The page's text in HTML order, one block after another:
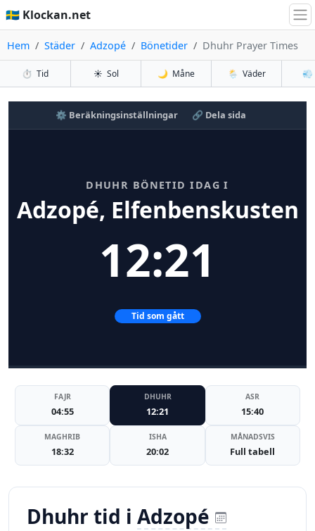
🇸🇪 Klockan.net
Hem Städer Adzopé Bönetider Dhuhr Prayer Times
⏱️ Tid ☀️ Sol 🌙 Måne 🌦️ Väder 💨
⚙️ Beräkningsinställningar 🔗 Dela sida
DHUHR BÖNETID IDAG I
Adzopé, Elfenbenskusten
12:21
Tid som gått
FAJR
04:55
DHUHR
12:21
ASR
15:40
MAGHRIB
18:32
ISHA
20:02
MÅNADSVIS
Full tabell
Dhuhr tid i Adzopé